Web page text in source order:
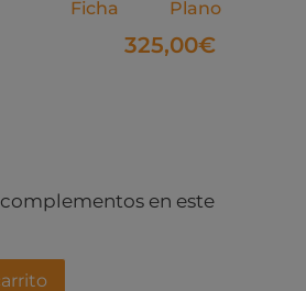
Ficha
Plano
325,00€
en este